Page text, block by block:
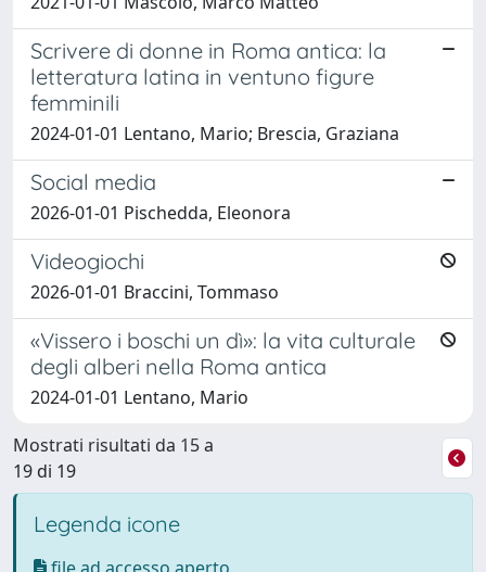
Scrivere di donne in Roma antica: la
letteratura latina in ventuno figure
femminili
2024-01-01 Lentano, Mario; Brescia, Graziana
Social media
2026-01-01 Pischedda, Eleonora
Videogiochi
2026-01-01 Braccini, Tommaso
«Vissero i boschi un dì»: la vita culturale
degli alberi nella Roma antica
2024-01-01 Lentano, Mario
Mostrati risultati da 15 a
19 di 19
Legenda icone
file ad accesso aperto